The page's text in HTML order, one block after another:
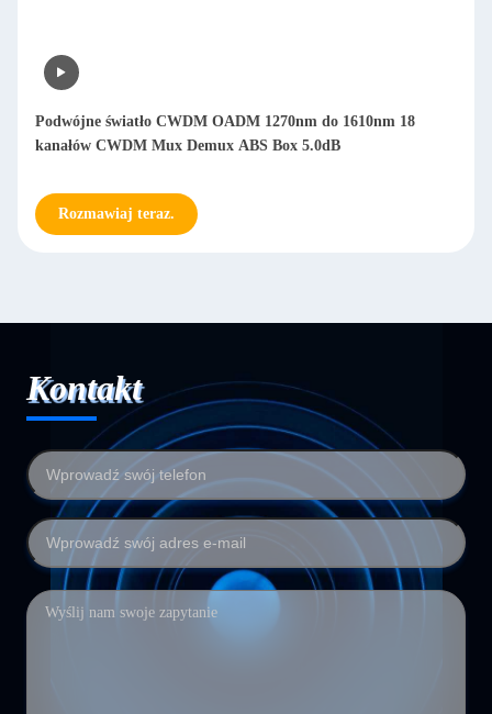
Podwójne światło CWDM OADM 1270nm do 1610nm 18
kanałów CWDM Mux Demux ABS Box 5.0dB
Rozmawiaj teraz.
Kontakt